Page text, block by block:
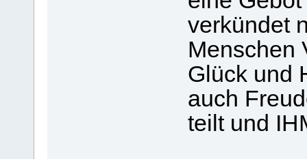
verkündet
Menschen
Glück und
auch
teilt und